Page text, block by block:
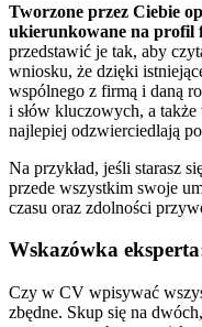
Tworzone przez Ciebie
ukierunkowane na profil
przedstawić je tak, aby
wniosku, że dzięki
wspólnego z firmą i daną
i słów kluczowych, a
najlepiej odzwierciedlają
Na przykład, jeśli starasz
przede wszystkim swoje
czasu oraz zdolności
Wskazówka
Czy w CV wpisywać
zbędne. Skup się na